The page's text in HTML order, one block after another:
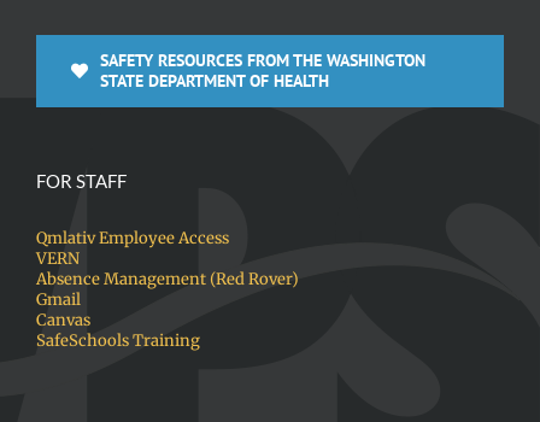
SAFETY RESOURCES FROM THE WASHINGTON
STATE DEPARTMENT OF HEALTH
FOR STAFF
Qmlativ Employee Access
VERN
Absence Management (Red Rover)
Gmail
Canvas
SafeSchools Training